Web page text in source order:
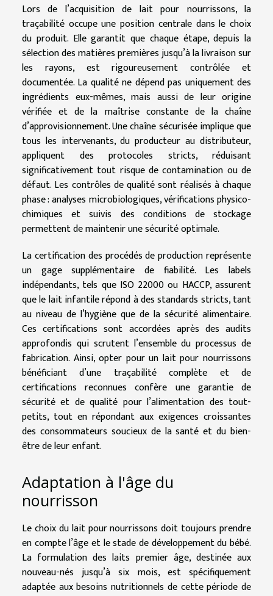
Lors de l’acquisition de lait pour nourrissons, la
traçabilité occupe une position centrale dans le choix
du produit. Elle garantit que chaque étape, depuis la
sélection des matières premières jusqu’à la livraison sur
les rayons, est rigoureusement contrôlée et
documentée. La qualité ne dépend pas uniquement des
ingrédients eux-mêmes, mais aussi de leur origine
vérifiée et de la maîtrise constante de la chaîne
d’approvisionnement. Une chaîne sécurisée implique que
tous les intervenants, du producteur au distributeur,
appliquent des protocoles stricts, réduisant
significativement tout risque de contamination ou de
défaut. Les contrôles de qualité sont réalisés à chaque
phase : analyses microbiologiques, vérifications physico-
chimiques et suivis des conditions de stockage
permettent de maintenir une sécurité optimale.
La certification des procédés de production représente
un gage supplémentaire de fiabilité. Les labels
indépendants, tels que ISO 22000 ou HACCP, assurent
que le lait infantile répond à des standards stricts, tant
au niveau de l’hygiène que de la sécurité alimentaire.
Ces certifications sont accordées après des audits
approfondis qui scrutent l’ensemble du processus de
fabrication. Ainsi, opter pour un lait pour nourrissons
bénéficiant d’une traçabilité complète et de
certifications reconnues confère une garantie de
sécurité et de qualité pour l’alimentation des tout-
petits, tout en répondant aux exigences croissantes
des consommateurs soucieux de la santé et du bien-
être de leur enfant.
Adaptation à l'âge du
nourrisson
Le choix du lait pour nourrissons doit toujours prendre
en compte l’âge et le stade de développement du bébé.
La formulation des laits premier âge, destinée aux
nouveau-nés jusqu’à six mois, est spécifiquement
adaptée aux besoins nutritionnels de cette période de